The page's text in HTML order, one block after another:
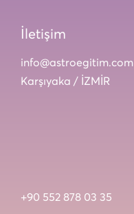
İletişim
info@astroegitim.com
Karşıyaka / İZMİR
+90 552 878 03 35